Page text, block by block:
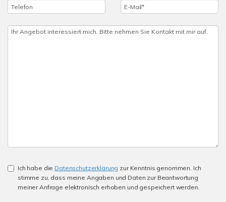
Ich habe die Datenschutzerklärung zur Kenntnis genommen. Ich
stimme zu, dass meine Angaben und Daten zur Beantwortung
meiner Anfrage elektronisch erhoben und gespeichert werden.